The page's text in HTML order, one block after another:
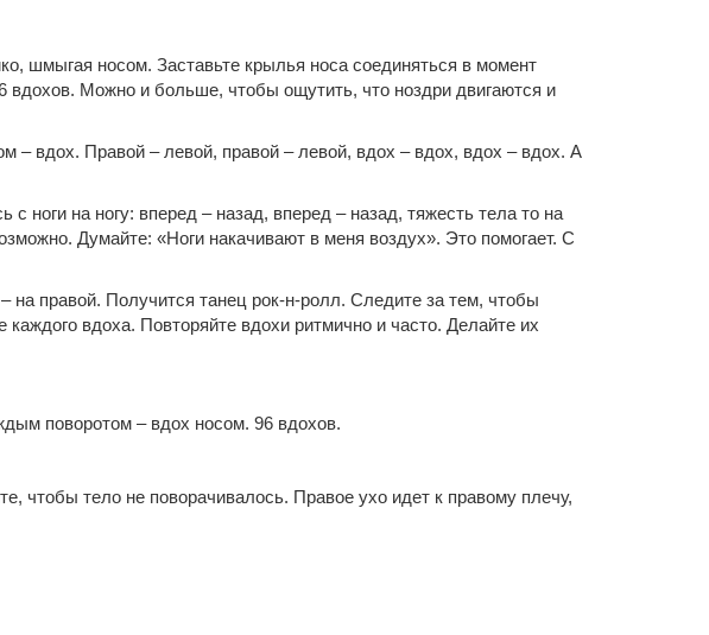
шмыгая носом. Заставьте крылья носа соединяться в момент
вдохов. Можно и больше, чтобы ощутить, что ноздри двигаются и
– вдох. Правой – левой, правой – левой, вдох – вдох, вдох – вдох. А
ноги на ногу: вперед – назад, вперед – назад, тяжесть тела то на
Думайте: «Ноги накачивают в меня воздух». Это помогает. С
на правой. Получится танец рок-н-ролл. Следите за тем, чтобы
вдоха. Повторяйте вдохи ритмично и часто. Делайте их
поворотом – вдох носом. 96 вдохов.
чтобы тело не поворачивалось. Правое ухо идет к правому плечу,